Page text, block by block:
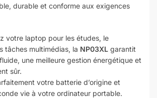
durable et conforme aux exigences
votre laptop pour les études, le
tâches multimédias, la NP03XL garantit
une meilleure gestion énergétique et
sûr.
votre batterie d’origine et
vie à votre ordinateur portable.